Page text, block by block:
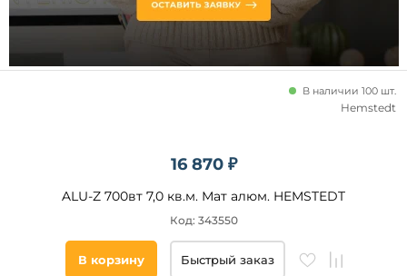
Беларусь
Испания
16 870 ₽
ALU-Z 700вт 7,0 кв.м. Мат алюм. HEMSTEDT
В наличии 100 шт.
Код: 343550
Hemstedt
В корзину Быстрый заказ